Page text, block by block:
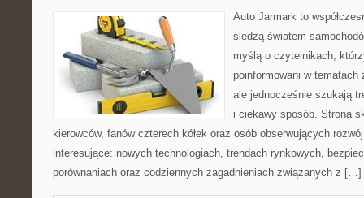
Auto Jarmark to
śledzą światem
myślą o czytelnikach,
poinformowani w
ale jednocześnie szukają
i ciekawy sposób. Strona
kierowców, fanów czterech kółek oraz osób obserwujących
interesujące: nowych technologiach, trendach rynkowych,
porównaniach oraz codziennych zagadnieniach związanych z […]